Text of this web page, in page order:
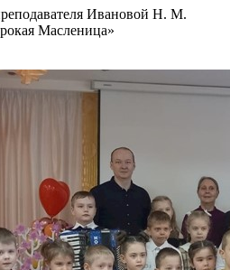
Ивановой Н. М.
Масленица»